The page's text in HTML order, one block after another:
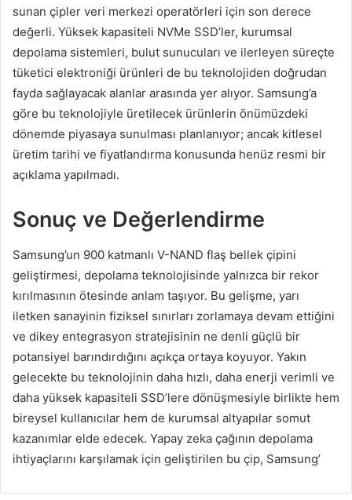
sunan çipler veri merkezi operatörleri için son derece
değerli. Yüksek kapasiteli NVMe SSD’ler, kurumsal
depolama sistemleri, bulut sunucuları ve ilerleyen süreçte
tüketici elektroniği ürünleri de bu teknolojiden doğrudan
fayda sağlayacak alanlar arasında yer alıyor. Samsung’a
göre bu teknolojiyle üretilecek ürünlerin önümüzdeki
dönemde piyasaya sunulması planlanıyor; ancak kitlesel
üretim tarihi ve fiyatlandırma konusunda henüz resmi bir
açıklama yapılmadı.
Sonuç ve Değerlendirme
Samsung’un 900 katmanlı V-NAND flaş bellek çipini
geliştirmesi, depolama teknolojisinde yalnızca bir rekor
kırılmasının ötesinde anlam taşıyor. Bu gelişme, yarı
iletken sanayinin fiziksel sınırları zorlamaya devam ettiğini
ve dikey entegrasyon stratejisinin ne denli güçlü bir
potansiyel barındırdığını açıkça ortaya koyuyor. Yakın
gelecekte bu teknolojinin daha hızlı, daha enerji verimli ve
daha yüksek kapasiteli SSD’lere dönüşmesiyle birlikte hem
bireysel kullanıcılar hem de kurumsal altyapılar somut
kazanımlar elde edecek. Yapay zeka çağının depolama
ihtiyaçlarını karşılamak için geliştirilen bu çip, Samsung’